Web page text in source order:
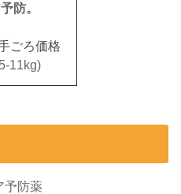
防。
ごろ価格
予防薬